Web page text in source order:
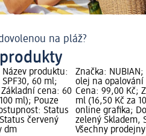
na pláž?
Název produktu:
60 ml;
cena: 60
ml); Pouze
Status
červený
dm
Značka:
olej na opalování
Cena: 99,00 Kč;
ml (16,50 Kč za
online grafika;
zelený Skladem,
Všechny